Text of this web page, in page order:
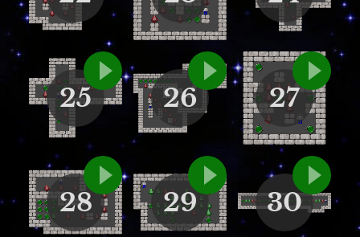
25 26 27
28 29 30